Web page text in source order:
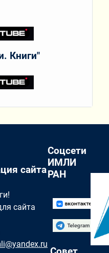
Книги"
сайта
сайта
Соцсети
ИМЛИ
РАН